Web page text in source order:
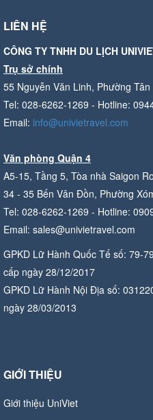
LIÊN HỆ
CÔNG TY TNHH DU LỊCH
Trụ sở chính
55 Nguyễn Văn Linh, Phường
Tel: 028-6262-1269 - Hotline:
Email: info@univietravel.com
Văn phòng Quận 4
A5-15, Tầng 5, Tòa nhà Saigon
34 - 35 Bến Vân Đồn, Phường
Tel: 028-6262-1269 - Hotline:
Email: sales@univietravel.com
GPKD Lữ Hành Quốc Tế số: 79-
cấp ngày 28/12/2017
GPKD Lữ Hành Nội Địa số:
ngày 28/03/2013
GIỚI THIỆU
Giới thiệu UniViet